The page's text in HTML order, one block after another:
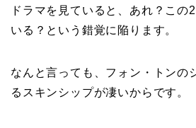
ドラマを見ていると、あれ？この
いる？という錯覚に陥ります。
なんと言っても、フォン・トンの
るスキンシップが凄いからです。